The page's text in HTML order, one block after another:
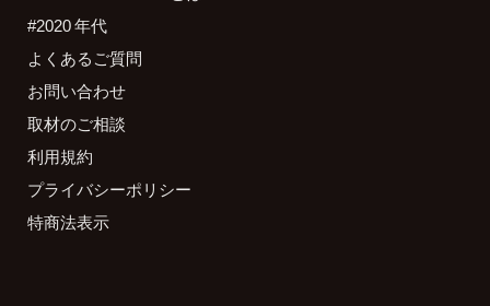
#2020 年代
よくあるご質問
お問い合わせ
取材のご相談
利用規約
プライバシーポリシー
特商法表示